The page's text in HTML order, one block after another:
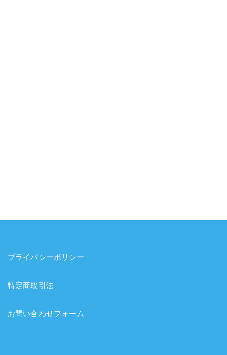
プライバシーポリシー
特定商取引法
お問い合わせフォーム